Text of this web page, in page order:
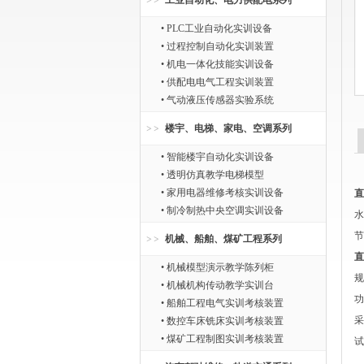
• PLC工业自动化实训设备
• 过程控制自动化实训装置
• 机电一体化技能实训设备
• 供配电电气工程实训装置
• 气动液压传感器实验系统
楼宇、电梯、家电、空调系列
• 智能楼宇自动化实训设备
• 透明仿真教学电梯模型
• 家用电器维修考核实训设备
• 制冷制热中央空调实训设备
机械、船舶、煤矿工程系列
• 机械模型演示教学陈列柜
• 机械机构传动教学实训台
• 船舶工程电气实训考核装置
• 数控车床铣床实训考核装置
• 煤矿工程制图实训考核装置